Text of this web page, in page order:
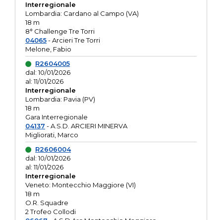
Interregionale
Lombardia: Cardano al Campo (VA)
18 m
8° Challenge Tre Torri
04065- Arcieri Tre Torri
Melone, Fabio
R2604005
dal: 10/01/2026
al: 11/01/2026
Interregionale
Lombardia: Pavia (PV)
18 m
Gara Interregionale
04137 - A.S.D. ARCIERI MINERVA
Migliorati, Marco
R2606004
dal: 10/01/2026
al: 11/01/2026
Interregionale
Veneto: Montecchio Maggiore (VI)
18 m
O.R. Squadre
2 Trofeo Collodi